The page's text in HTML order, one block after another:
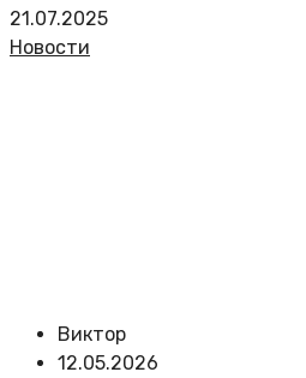
21.07.2025
Новости
Виктор
12.05.2026